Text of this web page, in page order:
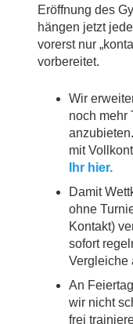
Eröffnung des
hängen jetzt
vorerst nur
vorbereitet.
Wir
noch mehr
mit
Ihr hier.
Damit
ohne
Kontakt)
sofort
Vergleiche
An
wir nicht
frei